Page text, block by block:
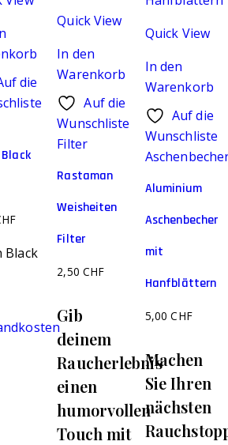
die
Black
Quick View
In den
Warenkorb
Auf die
Wunschliste
Filter
Rastaman
Weisheiten
Filter
2,50 CHF
Gib
deinem
Raucherlebnis
einen
humorvollen
Touch mit
Quick View
In den
Warenkorb
Auf die
Wunschliste
Aluminium
Aschenbecher
mit
Hanfblättern
5,00CHF
Machen
Sie Ihren
nächsten